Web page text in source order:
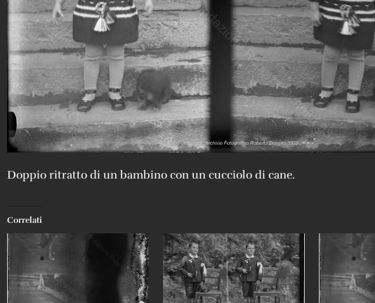
Doppio ritratto di un bambino con un cucciolo di cane.
Correlati